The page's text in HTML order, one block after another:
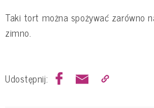
Taki tort można spożywać zarówno
zimno.
Udostępnij: